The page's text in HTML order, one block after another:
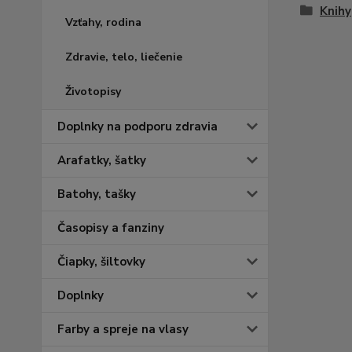
Vzťahy, rodina
Zdravie, telo, liečenie
Životopisy
Doplnky na podporu zdravia
Arafatky, šatky
Batohy, tašky
Časopisy a fanziny
Čiapky, šiltovky
Doplnky
Farby a spreje na vlasy
Knihy